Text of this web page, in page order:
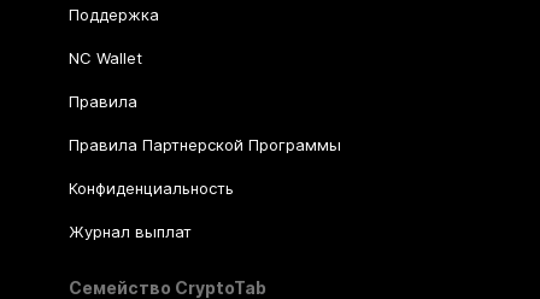
Поддержка
NC Wallet
Правила
Правила Партнерской Программы
Конфиденциальность
Журнал выплат
Семейство CryptoTab